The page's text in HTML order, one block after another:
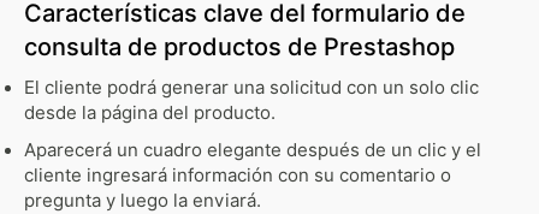
Características clave del formulario de
consulta de productos de Prestashop
El cliente podrá generar una solicitud con un solo clic
desde la página del producto.
Aparecerá un cuadro elegante después de un clic y el
cliente ingresará información con su comentario o
pregunta y luego la enviará.